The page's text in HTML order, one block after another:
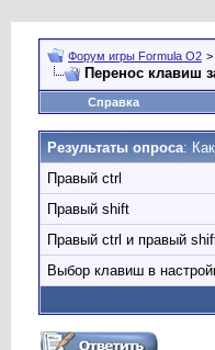
Форум игры Formula O2 >
Перенос клавиш
Справка
Результаты опроса:
Правый ctrl
Правый shift
Правый ctrl и правый
Выбор клавиш в